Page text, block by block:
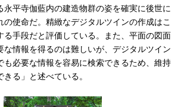
永平寺伽藍内の建造物群の姿を確実に後世に
の使命だ。精緻なデジタルツインの作成はこ
る手段だと評価している。また、平面の図面
な情報を得るのは難しいが、デジタルツイン
も必要な情報を容易に検索できるため、維持
る」と述べている。